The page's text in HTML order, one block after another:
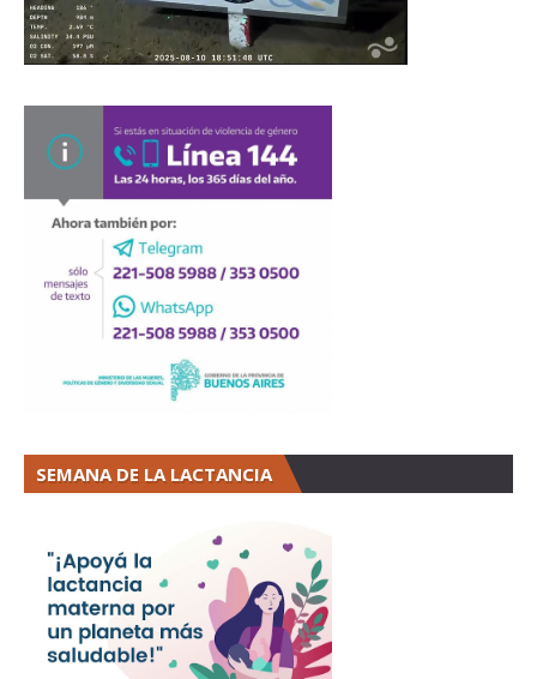
SEMANA DE LA LACTANCIA